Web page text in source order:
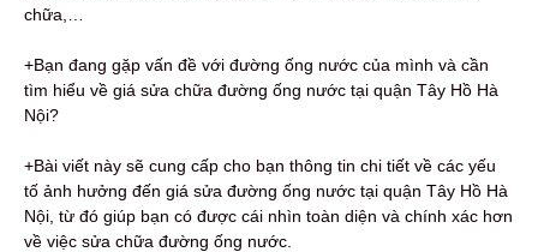
chữa,…
+Bạn đang gặp vấn đề với đường ống nước của mình và cần
tìm hiểu về giá sửa chữa đường ống nước tại quận Tây Hồ Hà
Nội?
+Bài viết này sẽ cung cấp cho bạn thông tin chi tiết về các yếu
tố ảnh hưởng đến giá sửa đường ống nước tại quận Tây Hồ Hà
Nội, từ đó giúp bạn có được cái nhìn toàn diện và chính xác hơn
về việc sửa chữa đường ống nước.